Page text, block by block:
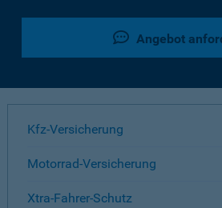
Angebot
Kfz-Versicherung
Motorrad-Versicherung
Xtra-Fahrer-Schutz